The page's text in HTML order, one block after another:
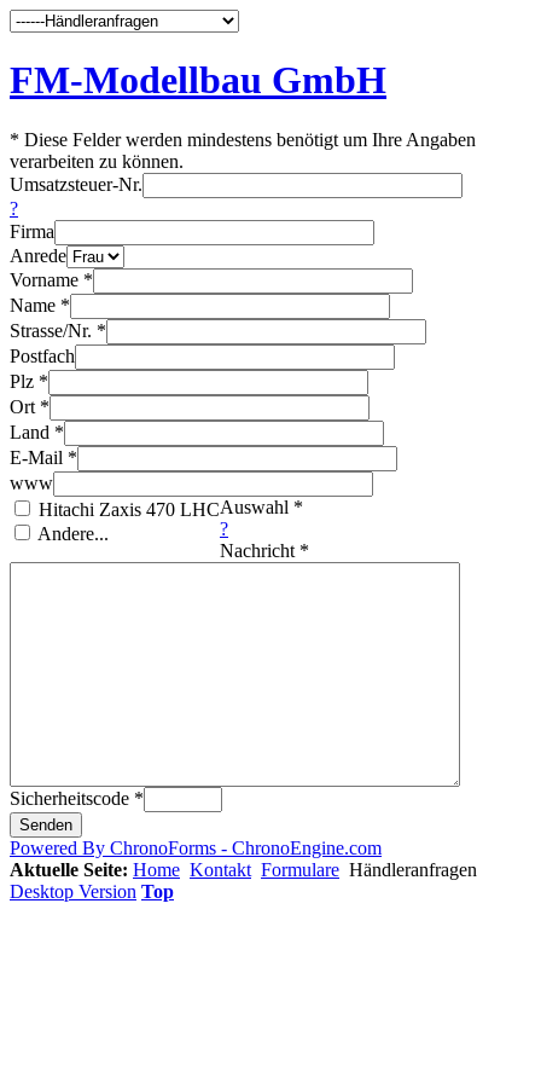
FM-Modellbau GmbH
* Diese Felder werden mindestens benötigt um Ihre Angaben
verarbeiten zu können.
Umsatzsteuer-Nr.
?
Firma
Anrede
Vorname *
Name *
Strasse/Nr. *
Postfach
Plz *
Ort *
Land *
E-Mail *
www
Auswahl *
Hitachi Zaxis 470 LHC
Andere...
?
Nachricht *
Sicherheitscode *
Powered By ChronoForms - ChronoEngine.com
Aktuelle Seite: Home Kontakt Formulare Händleranfragen
Desktop Version Top